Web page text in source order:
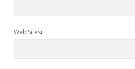
Web Sitesi